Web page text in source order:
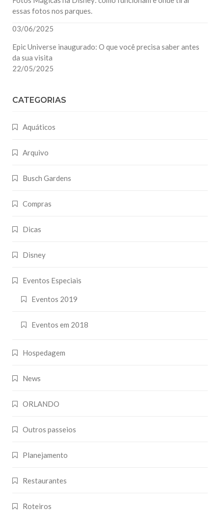
essas fotos nos parques.
03/06/2025
Epic Universe inaugurado: O que você precisa saber antes
da sua visita
22/05/2025
CATEGORIAS
Aquáticos
Arquivo
Busch Gardens
Compras
Dicas
Disney
Eventos Especiais
Eventos 2019
Eventos em 2018
Hospedagem
News
ORLANDO
Outros passeios
Planejamento
Restaurantes
Roteiros